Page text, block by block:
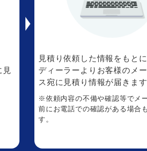
見
見積り依頼した情報をもと
ディーラーよりお客様のメ
ス宛に見積り情報が届きます
※依頼内容の不備や確認等でメ
前にお電話での確認がある場合
す。